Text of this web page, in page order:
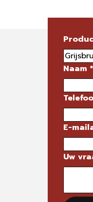
Naam *
E-
Uw